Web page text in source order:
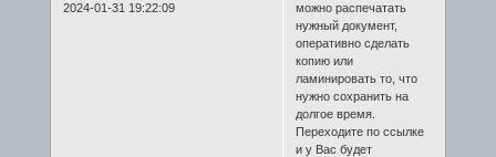
2024-01-31 19:22:09
можно распечатать
нужный документ,
оперативно сделать
копию или
ламинировать то, что
нужно сохранить на
долгое время.
Переходите по ссылке
и у Вас будет